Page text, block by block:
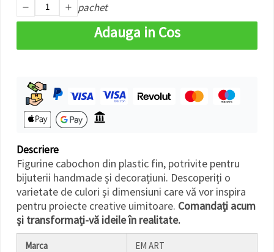
indicați
preferințele
un tip de
pe butonul
"Salvați"
Аcceptati
toate!
Setări
pachet
Adauga in Cos
Descriere
Figurine cabochon din plastic fin, potrivite pentru
bijuterii handmade și decorațiuni. Descoperiți o
varietate de culori și dimensiuni care vă vor inspira
pentru proiecte creative uimitoare. Comandați acum
și transformați-vă ideile în realitate.
Marca EM ART